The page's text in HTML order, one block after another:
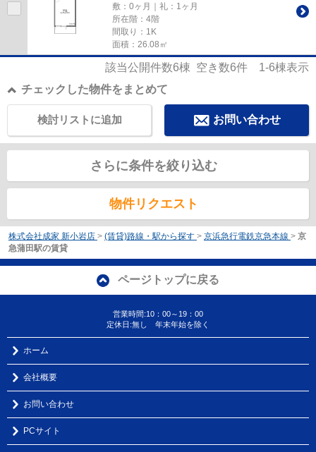
敷：0ヶ月｜礼：1ヶ月
所在階：4階
間取り：1K
面積：26.08㎡
該当公開件数6棟 空き数6件 1-6棟表示
チェックした物件をまとめて
お問い合わせ
検討リストに追加
さらに条件を絞り込む
物件リクエスト
株式会社成家 新小岩店 > (賃貸)路線・駅から探す > 京浜急行電鉄京急本線 > 京
急蒲田駅の賃貸
ページトップに戻る
営業時間:10：00～19：00
定休日:無し 年末年始を除く
ホーム
会社概要
お問い合わせ
PCサイト